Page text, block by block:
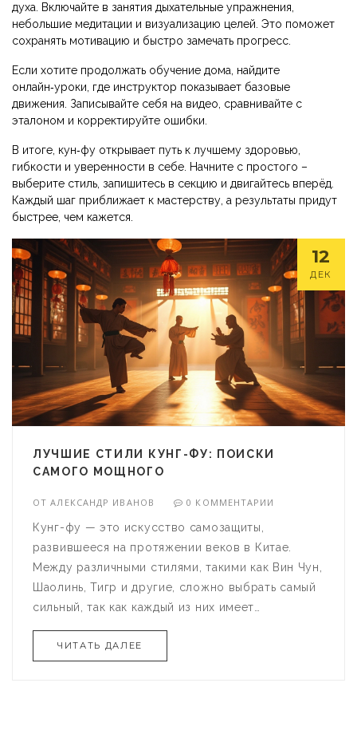
духа. Включайте в занятия дыхательные упражнения,
небольшие медитации и визуализацию целей. Это поможет
сохранять мотивацию и быстро замечать прогресс.
Если хотите продолжать обучение дома, найдите
онлайн‑уроки, где инструктор показывает базовые
движения. Записывайте себя на видео, сравнивайте с
эталоном и корректируйте ошибки.
В итоге, кун‑фу открывает путь к лучшему здоровью,
гибкости и уверенности в себе. Начните с простого –
выберите стиль, запишитесь в секцию и двигайтесь вперёд.
Каждый шаг приближает к мастерству, а результаты придут
быстрее, чем кажется.
12
ДЕК
ЛУЧШИЕ СТИЛИ КУНГ-ФУ: ПОИСКИ
САМОГО МОЩНОГО
ОТАЛЕКСАНДР ИВАНОВ 0 КОММЕНТАРИИ
Кунг-фу — это искусство самозащиты,
развившееся на протяжении веков в Китае.
Между различными стилями, такими как Вин Чун,
Шаолинь, Тигр и другие, сложно выбрать самый
сильный, так как каждый из них имеет
изучим основные сильные стороны этих стилей,
ЧИТАТЬ ДАЛЕЕ